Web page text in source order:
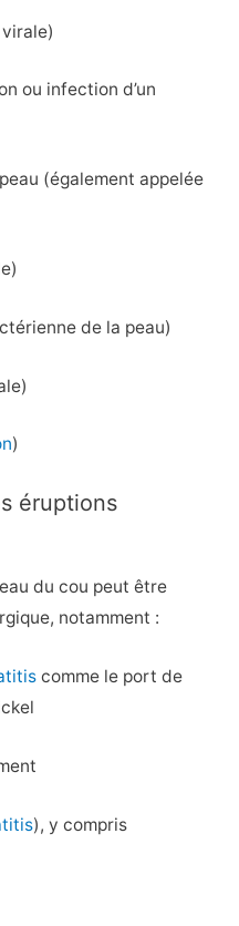
ou infection d’un
(également appelée
de la peau)
)
éruptions
du cou peut être
notamment :
comme le port de
), y compris